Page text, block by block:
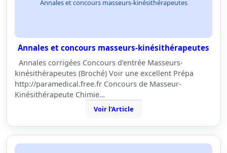
Annales et concours masseurs-kinésithérapeutes
Annales et concours masseurs-kinésithérapeutes
Annales corrigées Concours d'entrée Masseurs-
kinésithérapeutes (Broché) Voir une excellent Prépa
http://paramedical.free.fr Concours de Masseur-
Kinésithérapeute Chimie…
Voir l'Article